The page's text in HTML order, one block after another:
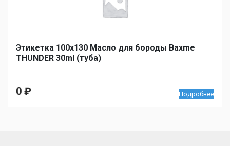
Этикетка 100х130 Масло для бороды Baxme
THUNDER 30ml (туба)
0 ₽ Подробнее